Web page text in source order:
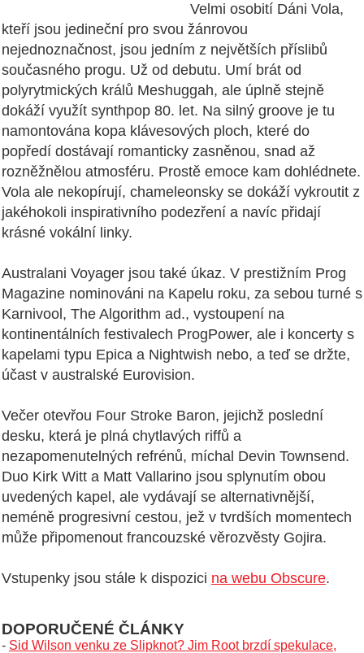
Velmi osobití Dáni Vola,
kteří jsou jedineční pro svou žánrovou
nejednoznačnost, jsou jedním z největších příslibů
současného progu. Už od debutu. Umí brát od
polyrytmických králů Meshuggah, ale úplně stejně
dokáží využít synthpop 80. let. Na silný groove je tu
namontována kopa klávesových ploch, které do
popředí dostávají romanticky zasněnou, snad až
rozněžnělou atmosféru. Prostě emoce kam dohlédnete.
Vola ale nekopírují, chameleonsky se dokáží vykroutit z
jakéhokoli inspirativního podezření a navíc přidají
krásné vokální linky.
Australani Voyager jsou také úkaz. V prestižním Prog
Magazine nominováni na Kapelu roku, za sebou turné s
Karnivool, The Algorithm ad., vystoupení na
kontinentálních festivalech ProgPower, ale i koncerty s
kapelami typu Epica a Nightwish nebo, a teď se držte,
účast v australské Eurovision.
Večer otevřou Four Stroke Baron, jejichž poslední
desku, která je plná chytlavých riffů a
nezapomenutelných refrénů, míchal Devin Townsend.
Duo Kirk Witt a Matt Vallarino jsou splynutím obou
uvedených kapel, ale vydávají se alternativnější,
neméně progresivní cestou, jež v tvrdších momentech
může připomenout francouzské věrozvěsty Gojira.
Vstupenky jsou stále k dispozici na webu Obscure.
DOPORUČENÉ ČLÁNKY
- Sid Wilson venku ze Slipknot? Jim Root brzdí spekulace,